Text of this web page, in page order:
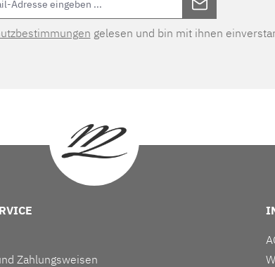
gelesen und bin mit ihnen
Zahlungsweisen